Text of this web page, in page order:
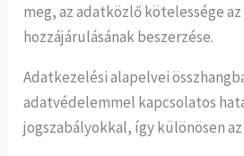
meg, az adatközlő kötelessége
hozzájárulásának beszerzése.
Adatkezelési alapelvei
adatvédelemmel kapcsolatos
jogszabályokkal, így különösen